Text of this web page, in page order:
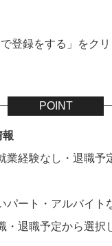
登録をする」をク
報
業経験なし・退職予
パート・アルバイト
・退職予定から選択